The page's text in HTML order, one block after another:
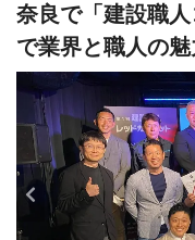
奈良で「建設職
で業界と職人の